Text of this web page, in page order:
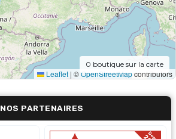
Leaflet | ©OpenStreetMapcontributors
0 boutique sur la carte
NOS PARTENAIRES